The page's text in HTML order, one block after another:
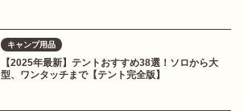
キャンプ用品
【2025年最新】テントおすすめ38選！ソロから大
型、ワンタッチまで【テント完全版】